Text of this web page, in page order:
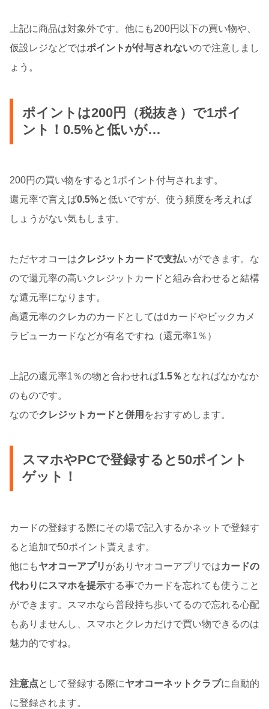
上記に商品は対象外です。他にも200円以下の買い物や、
仮設レジなどではポイントが付与されないので注意しまし
ょう。
ポイントは200円（税抜き）で1ポイ
ント！0.5%と低いが…
200円の買い物をすると1ポイント付与されます。
還元率で言えば0.5%と低いですが、使う頻度を考えれば
しょうがない気もします。
ただヤオコーはクレジットカードで支払いができます。な
ので還元率の高いクレジットカードと組み合わせると結構
な還元率になります。
高還元率のクレカのカードとしてはdカードやビックカメ
ラビューカードなどが有名ですね（還元率1％）
上記の還元率1％の物と合わせれば1.5％ となればなかなか
のものです。
なのでクレジットカードと併用 をおすすめします。
スマホやPCで登録すると50ポイント
ゲット！
カードの登録する際にその場で記入するかネットで登録す
ると追加で50ポイント貰えます。
他にもヤオコーアプリ がありヤオコーアプリではカードの
代わりにスマホを提示する事でカードを忘れても使うこと
ができます。スマホなら普段持ち歩いてるので忘れる心配
もありませんし、スマホとクレカだけで買い物できるのは
魅力的ですね。
注意点として登録する際にヤオコーネットクラブに自動的
に登録されます。